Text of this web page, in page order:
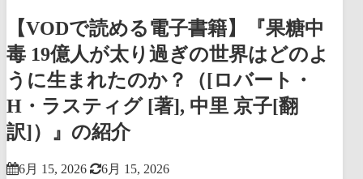
【VODで読める電子書籍】『果糖中
毒 19億人が太り過ぎの世界はどのよ
うに生まれたのか？（[ロバート・
H・ラスティグ [著], 中里 京子[翻
訳]）』の紹介
6月 15, 2026 6月 15, 2026